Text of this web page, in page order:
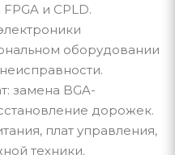
и CPLD.
оборудовании
замена BGA-
дорожек.
плат управления,
техники.